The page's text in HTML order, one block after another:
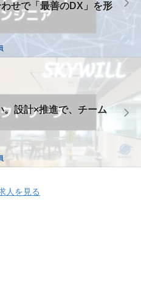
せで「最善のDX」を形
。設計×推進で、チーム
人を見る